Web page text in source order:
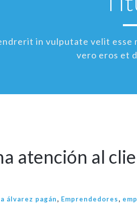
in vulputate velit
vero eros et
atención al
álvarez pagán, Emprendedores,